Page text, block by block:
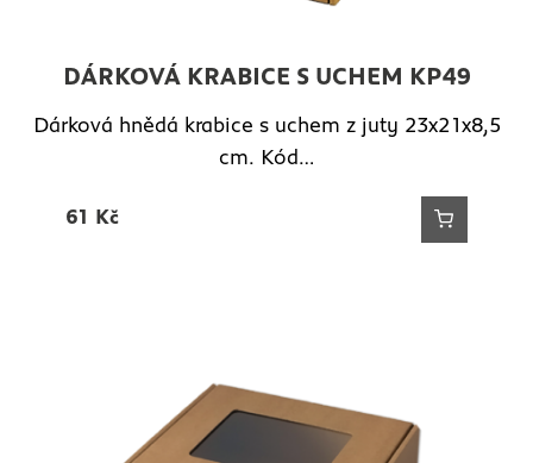
DÁRKOVÁ KRABICE S UCHEM KP49
Dárková hnědá krabice s uchem z juty 23x21x8,5
cm. Kód…
61 Kč